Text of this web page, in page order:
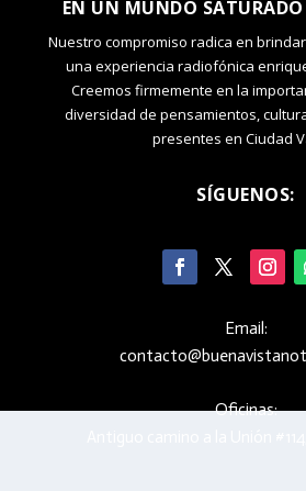
EN UN MUNDO SATURADO
Nuestro compromiso radica en
una experiencia radiofónica
Creemos firmemente en la
diversidad de pensamientos,
presentes en Ciudad
SÍGUENOS:
Email:
Oficinas: